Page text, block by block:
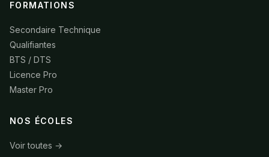
FORMATIONS
Secondaire Technique
Qualifiantes
BTS / DTS
Licence Pro
Master Pro
NOS ÉCOLES
Voir toutes →